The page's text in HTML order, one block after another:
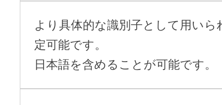
より具体的な識別子として用いら
定可能です。
日本語を含めることが可能です。